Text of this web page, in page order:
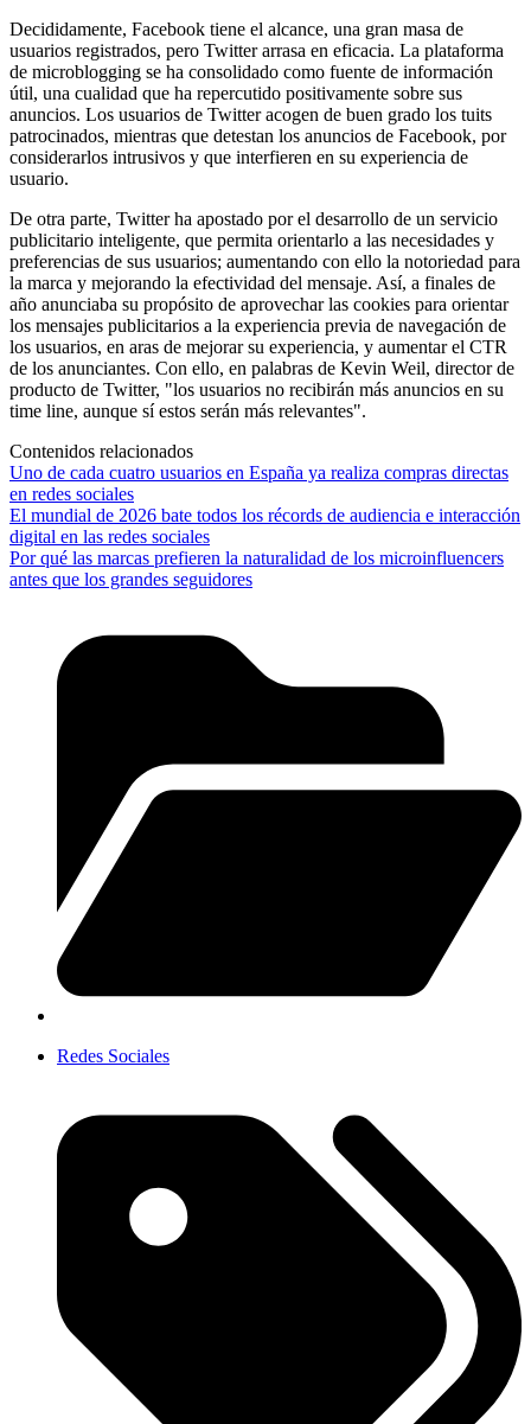
Decididamente, Facebook tiene el alcance, una gran masa de
usuarios registrados, pero Twitter arrasa en eficacia. La plataforma
de microblogging se ha consolidado como fuente de información
útil, una cualidad que ha repercutido positivamente sobre sus
anuncios. Los usuarios de Twitter acogen de buen grado los tuits
patrocinados, mientras que detestan los anuncios de Facebook, por
considerarlos intrusivos y que interfieren en su experiencia de
usuario.
De otra parte, Twitter ha apostado por el desarrollo de un servicio
publicitario inteligente, que permita orientarlo a las necesidades y
preferencias de sus usuarios; aumentando con ello la notoriedad para
la marca y mejorando la efectividad del mensaje. Así, a finales de
año anunciaba su propósito de aprovechar las cookies para orientar
los mensajes publicitarios a la experiencia previa de navegación de
los usuarios, en aras de mejorar su experiencia, y aumentar el CTR
de los anunciantes. Con ello, en palabras de Kevin Weil, director de
producto de Twitter, "los usuarios no recibirán más anuncios en su
time line, aunque sí estos serán más relevantes".
Contenidos relacionados
Uno de cada cuatro usuarios en España ya realiza compras directas
en redes sociales
El mundial de 2026 bate todos los récords de audiencia e interacción
digital en las redes sociales
Por qué las marcas prefieren la naturalidad de los microinfluencers
antes que los grandes seguidores
Redes Sociales